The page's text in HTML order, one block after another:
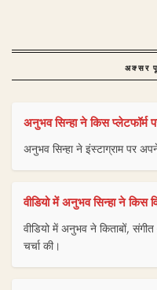
अक्सर
अनुभव सिन्हा ने किस प्लेटफॉर्म
अनुभव सिन्हा ने इंस्टाग्राम पर
वीडियो में अनुभव सिन्हा ने किस
वीडियो में अनुभव ने किताबों,
चर्चा की।